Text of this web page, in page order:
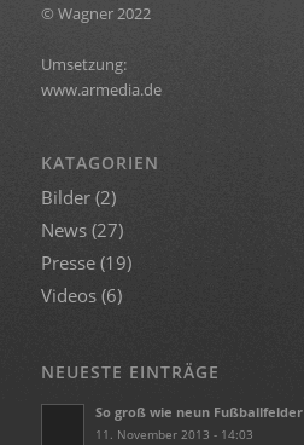
© Wagner 2022
Umsetzung:
www.armedia.de
KATAGORIEN
Bilder(2)
News(27)
Presse(19)
Videos(6)
NEUESTE EINTRÄGE
So groß wie neun Fußballfelder
11. November 2013 - 14:03